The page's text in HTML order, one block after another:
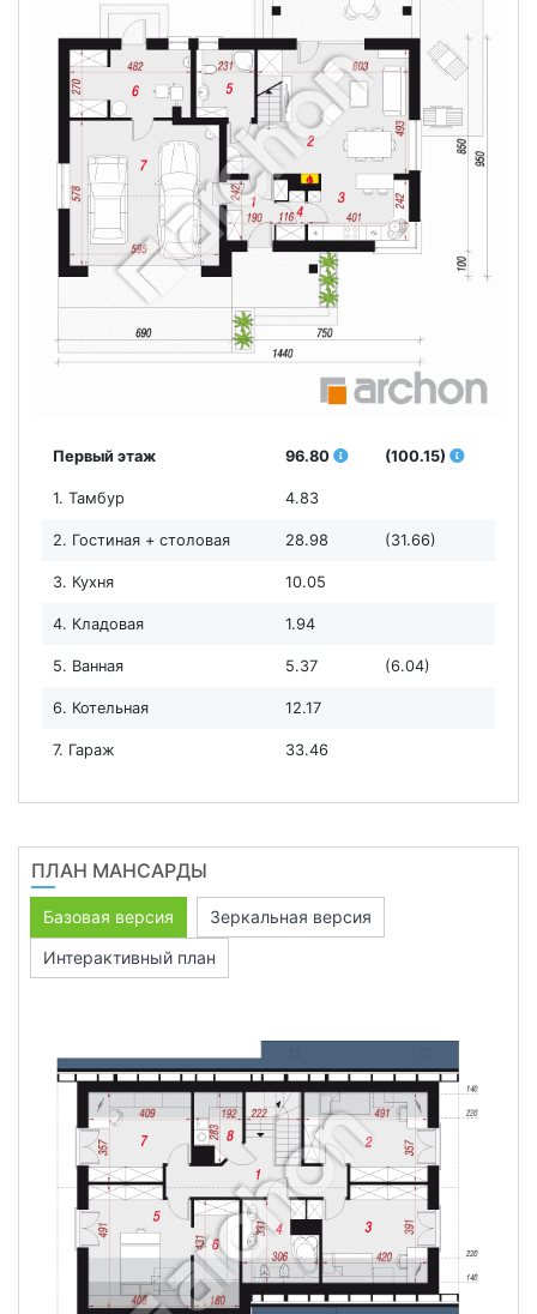
Первый этаж 96.80 (100.15)
1. Тамбур 4.83
2. Гостиная + столовая 28.98 (31.66)
3. Кухня 10.05
4. Кладовая 1.94
5. Ванная 5.37 (6.04)
6. Котельная 12.17
7. Гараж 33.46
ПЛАН МАНСАРДЫ
Базовая версия
Зеркальная версия
Интерактивный план